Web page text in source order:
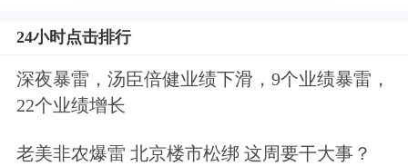
主要的供给者，消费贷款、信用卡是其
于中端客户，提供具有灵活多样的信贷
24小时点击排行
深夜暴雷，汤臣倍健业绩下滑，9个业绩暴雷，
22个业绩增长
老美非农爆雷 北京楼市松绑 这周要干大事？